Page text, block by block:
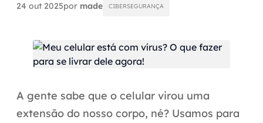
IA Generativa
Aceleradores de IA
Automação inteligente
Integração de IA
24 out 2025por made CIBERSEGURANÇA
A gente sabe que o celular virou uma
extensão do nosso corpo, né? Usamos para